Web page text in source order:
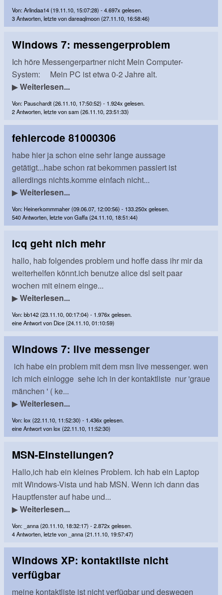
Von: Arlindaa14 (19.11.10, 15:07:28) - 4.697x gelesen.
3 Antworten, letzte von dareaqlmoon (27.11.10, 16:58:46)
Windows 7: messengerproblem
Ich höre Messengerpartner nicht Mein Computer-
System: Mein PC ist etwa 0-2 Jahre alt.
▶Weiterlesen...
Von: Pauschardt (26.11.10, 17:50:52) - 1.924x gelesen.
2 Antworten, letzte von sam (26.11.10, 23:51:33)
fehlercode 81000306
habe hier ja schon eine sehr lange aussage
getätigt...habe schon rat bekommen passiert ist
allerdings nichts.komme einfach nicht...
▶Weiterlesen...
Von: Heinerkommmaher (09.06.07, 12:00:56) - 133.250x gelesen.
540 Antworten, letzte von Gaffa (24.11.10, 18:51:44)
icq geht nich mehr
hallo, hab folgendes problem und hoffe dass ihr mir da
weiterhelfen könnt.ich benutze alice dsl seit paar
wochen mit einem einge...
▶Weiterlesen...
Von: bb142 (23.11.10, 00:17:04) - 1.976x gelesen.
eine Antwort von Dice (24.11.10, 01:10:59)
Windows 7: live messenger
ich habe ein problem mit dem msn live messenger. wen
ich mich einlogge sehe ich in der kontaktliste nur 'graue
mänchen ' ( ke...
▶Weiterlesen...
Von: lox (22.11.10, 11:52:30) - 1.436x gelesen.
eine Antwort von lox (22.11.10, 11:52:30)
MSN-Einstellungen?
Hallo,ich hab ein kleines Problem. Ich hab ein Laptop
mit Windows-Vista und hab MSN. Wenn ich dann das
Hauptfenster auf habe und...
▶Weiterlesen...
Von: _anna (20.11.10, 18:32:17) - 2.872x gelesen.
4 Antworten, letzte von _anna (21.11.10, 19:57:47)
Windows XP: kontaktliste nicht
verfügbar
meine kontaktliste ist nicht verfügbar und deswegen